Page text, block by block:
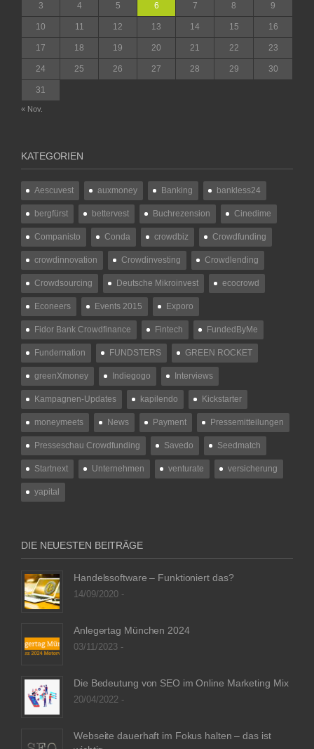
3 4 5 6 7 8 9
10 11 12 13 14 15 16
17 18 19 20 21 22 23
24 25 26 27 28 29 30
31
« Nov.
KATEGORIEN
Aescuvest auxmoney Banking bankless24
bergfürst bettervest Buchrezension Cinedime
Companisto Conda crowdbiz Crowdfunding
crowdinnovation Crowdinvesting Crowdlending
Crowdsourcing Deutsche Mikroinvest ecocrowd
Econeers Events 2015 Exporo
Fidor Bank Crowdfinance Fintech FundedByMe
Fundernation FUNDSTERS GREEN ROCKET
greenXmoney Indiegogo Interviews
Kampagnen-Updates kapilendo Kickstarter
moneymeets News Payment Pressemitteilungen
Presseschau Crowdfunding Savedo Seedmatch
Startnext Unternehmen venturate versicherung
yapital
DIE NEUESTEN BEITRÄGE
Handelssoftware – Funktioniert das?
14/09/2020 -
Anlegertag München 2024
03/11/2023 -
Die Bedeutung von SEO im Online Marketing Mix
20/04/2022 -
Webseite dauerhaft im Fokus halten – das ist